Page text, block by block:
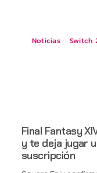
Noticias Switch
Final Fantasy
y te deja jugar
suscripción